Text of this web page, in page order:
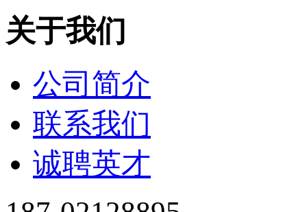
关于我们
公司简介
联系我们
诚聘英才